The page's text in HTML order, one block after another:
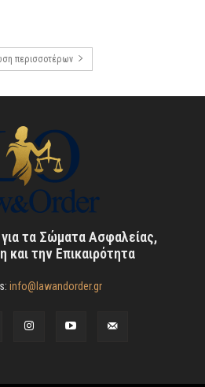
περισσοτέρων
για τα Σώματα Ασφαλείας,
και την Επικαιρότητα
info@lawandorder.gr